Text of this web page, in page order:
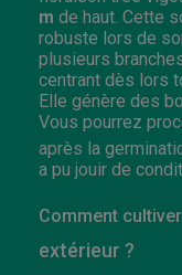
m de haut. Cette
robuste lors de
plusieurs
centrant dès lors
Elle génère des
Vous pourrez
après la
a pu jouir de
Comment
extérieur ?